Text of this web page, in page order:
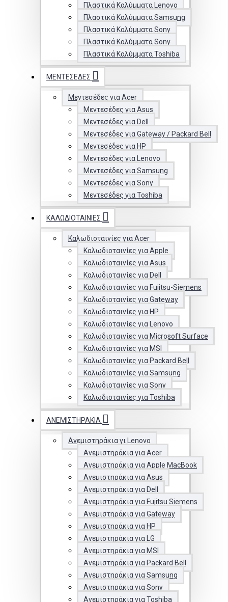
Πλαστικά Καλύμματα Lenovo
Πλαστικά Καλύμματα Samsung
Πλαστικά Καλύμματα Sony
Πλαστικά Καλύμματα Sony
Πλαστικά Καλύμματα Toshiba
ΜΕΝΤΕΣΈΔΕΣ
Μεντεσέδες για Acer
Μεντεσέδες για Asus
Μεντεσέδες για Dell
Μεντεσέδες για Gateway / Packard Bell
Μεντεσέδες για HP
Μεντεσέδες για Lenovo
Μεντεσέδες για Samsung
Μεντεσέδες για Sony
Μεντεσέδες για Toshiba
ΚΑΛΩΔΙΟΤΑΙΝΊΕΣ
Καλωδιοταινίες για Acer
Καλωδιοταινίες για Apple
Καλωδιοταινίες για Asus
Καλωδιοταινίες για Dell
Καλωδιοταινίες για Fujitsu-Siemens
Καλωδιοταινίες για Gateway
Καλωδιοταινίες για HP
Καλωδιοταινίες για Lenovo
Καλωδιοταινίες για Microsoft Surface
Καλωδιοταινίες για MSI
Καλωδιοταινίες για Packard Bell
Καλωδιοταινίες για Samsung
Καλωδιοταινίες για Sony
Καλωδιοταινίες για Toshiba
ΑΝΕΜΙΣΤΗΡΆΚΙΑ
Ανεμιστηράκια γι Lenovo
Ανεμιστηράκια για Acer
Ανεμιστηράκια για Apple MacBook
Ανεμιστηράκια για Asus
Ανεμιστηράκια για Dell
Ανεμιστηράκια για Fujitsu Siemens
Ανεμιστηράκια για Gateway
Ανεμιστηράκια για HP
Ανεμιστηράκια για LG
Ανεμιστηράκια για MSI
Ανεμιστηράκια για Packard Bell
Ανεμιστηράκια για Samsung
Ανεμιστηράκια για Sony
Ανεμιστηράκια για Toshiba